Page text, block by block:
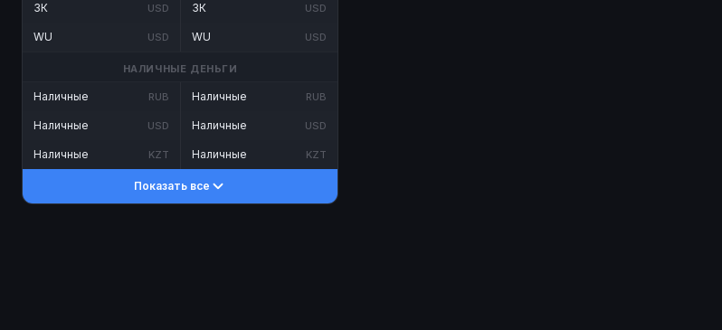
ЗК USD
WU USD
ЗК USD
WU USD
НАЛИЧНЫЕ ДЕНЬГИ
Наличные RUB
Наличные USD
Наличные KZT
Наличные RUB
Наличные USD
Наличные KZT
Показать все